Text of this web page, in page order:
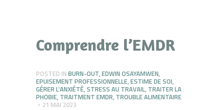
Comprendre l’EMDR
POSTED IN BURN-OUT,EDWIN OSAYAMWEN,
EPUISEMENT PROFESSIONNELLE,ESTIME DE SOI,
GÉRER L'ANXIÉTÉ,STRESS AU TRAVAIL, TRAITER LA
PHOBIE, TRAITMENT EMDR, TROUBLE ALIMENTAIRE
21 MAI 2023